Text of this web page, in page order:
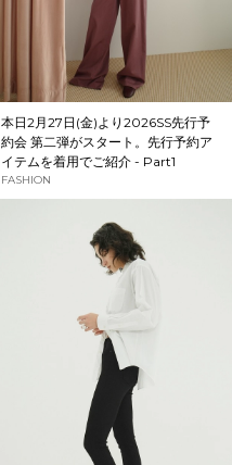
本日2月27日(金)より2026SS先行予
約会 第二弾がスタート。先行予約ア
イテムを着用でご紹介 - Part1
FASHION